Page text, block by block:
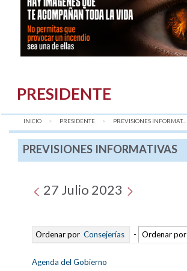
PRESIDENTE
INICIO PRESIDENTE AQUÍ:
PREVISIONES INFORMAT...
PREVISIONES INFORMATIVAS
27 Julio 2023
Ordenar por Consejerías - Ordenar por
Agenda del Gobierno